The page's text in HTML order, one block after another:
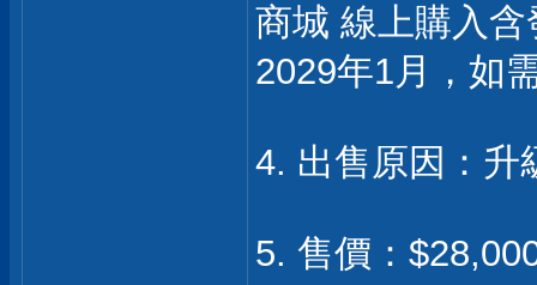
商城 線上購入
2029年1月，如
4. 出售原因：升
5. 售價：